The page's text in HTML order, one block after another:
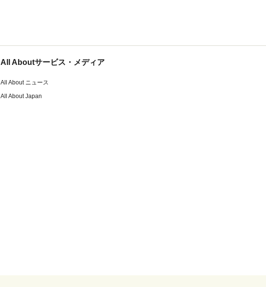
All Aboutサービス・メディア
All About ニュース
All About Japan